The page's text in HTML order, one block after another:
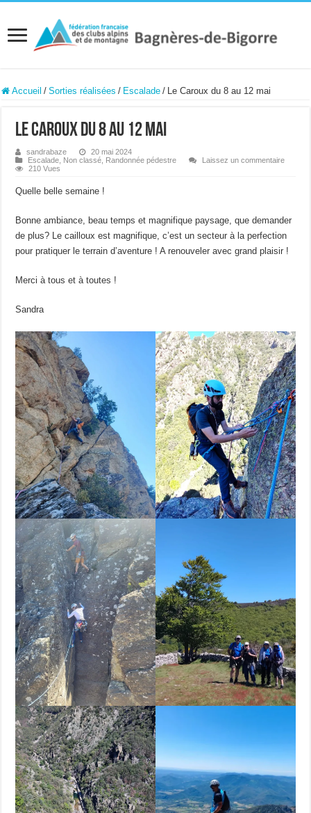
Accueil / Sorties réalisées / Escalade / Le Caroux du 8 au 12 mai
Le Caroux du 8 au 12 mai
sandrabaze
20 mai 2024
Escalade Non classé Randonnée pédestre
Laissez un commentaire
210 Vues
Quelle belle semaine !
Bonne ambiance, beau temps et magnifique paysage, que demander
de plus? Le cailloux est magnifique, c’est un secteur à la perfection
pour pratiquer le terrain d’aventure ! A renouveler avec grand plaisir !
Merci à tous et à toutes !
Sandra